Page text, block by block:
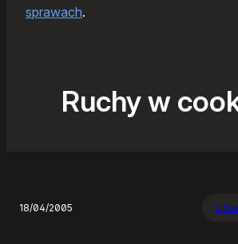
sprawach.
Ruchy w
18/04/2005 Linux